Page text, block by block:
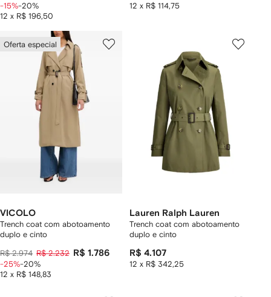
12 x R$ 196,50
-15%-20% 12 x R$ 114,75
Oferta especial
VICOLO
Trench coat com abotoamento
duplo e cinto
R$ 2.974 R$ 2.232 R$ 1.786
12 x R$ 148,83
-25%-20%
Lauren Ralph Lauren
Trench coat com abotoamento
duplo e cinto
R$ 4.107
12 x R$ 342,25